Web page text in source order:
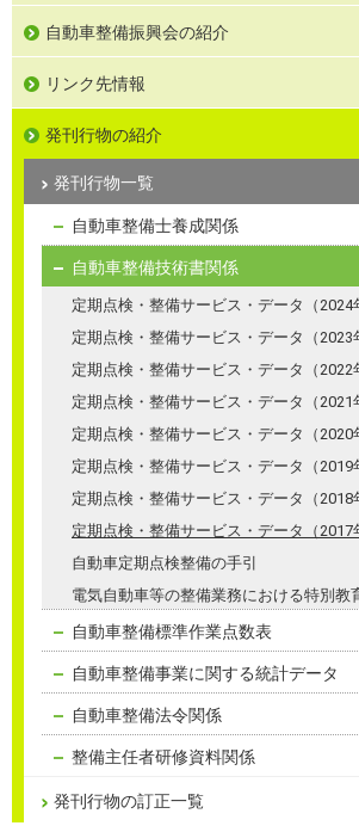
自動車整備振興会の紹介
リンク先情報
発刊行物の紹介
発刊行物一覧
自動車整備士養成関係
自動車整備技術書関係
定期点検・整備サービス・データ（2024
定期点検・整備サービス・データ（2023
定期点検・整備サービス・データ（2022
定期点検・整備サービス・データ（2021
定期点検・整備サービス・データ（2020
定期点検・整備サービス・データ（2019
定期点検・整備サービス・データ（2018
定期点検・整備サービス・データ（2017
自動車定期点検整備の手引
電気自動車等の整備業務における特別教
自動車整備標準作業点数表
自動車整備事業に関する統計データ
自動車整備法令関係
整備主任者研修資料関係
発刊行物の訂正一覧